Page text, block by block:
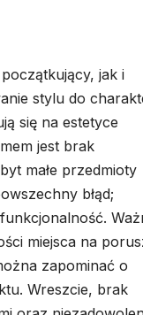
jak i
stylu do
się na estetyce
jest brak
małe przedmioty
błąd;
miejsca na
zapominać o
Wreszcie, brak